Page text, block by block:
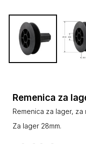
Remenica za
Remenica za lager,
Za lager 28mm.